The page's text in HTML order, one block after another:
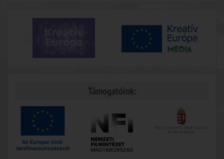
Támogatóink: